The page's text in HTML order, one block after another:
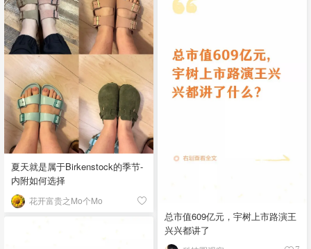
夏天就是属于Birkenstock的季节-
内附如何选择
花开富贵之Mo个Mo
总市值609亿元，宇树上市路演王
兴兴都讲了